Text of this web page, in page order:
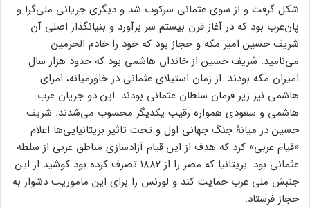
شکل گرفت و از سوی عثمانی سرکوب شد و دیگری جریانی ملی‌گرا و
پان‌عرب بود که در آغاز قرن بیستم سر برآورد و بنیانگذار اصلی آن
شریف حسین امیر مکه و حجاز بود که خود را خادم الحرمین
می‌نامید. شریف حسین از خاندان هاشمی بود که حدود هزار سال
امیران مکه بودند. از زمان استیلای عثمانی در خاورمیانه، امرای
هاشمی نیز زیر فرمان سلطان عثمانی بودند. این دو جریان عرب
هاشمی و سعودی همواره رقیب یکدیگر محسوب می‌شدند. شریف
حسین در میانۀ جنگ جهانی اول و تحت تاثیر بریتانیایی‌ها اعلام
«قیام عربی» کرد که هدف از این قیام آزادسازی مناطق عربی از سلطه
عثمانی بود. بریتانیا که مصر را از ۱۸۸۲ تصرف کرده بود کوشید از این
جنبش ملی عرب حمایت کند و لورنس را برای این ماموریت دشوار به
حجاز فرستاد.